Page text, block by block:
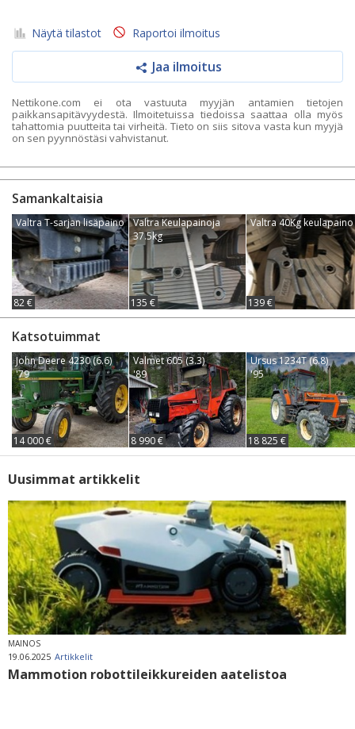
Näytä tilastot Raportoi ilmoitus
Jaa ilmoitus
Nettikone.com ei ota vastuuta myyjän antamien tietojen
paikkansapitävyydestä. Ilmoitetuissa tiedoissa saattaa olla myös
tahattomia puutteita tai virheitä. Tieto on siis sitova vasta kun myyjä
on sen pyynnöstäsi vahvistanut.
Samankaltaisia
Valtra T-sarjan lisäpaino
82 €
Valtra Keulapainoja
37.5kg
135 €
Valtra 40Kg keulapaino
139 €
Katsotuimmat
John Deere 4230 (6.6)
'79
14 000 €
Valmet 605 (3.3)
'89
8 990 €
Ursus 1234T (6.8)
'95
18 825 €
Uusimmat artikkelit
MAINOS
19.06.2025 Artikkelit
Mammotion robottileikkureiden aatelistoa